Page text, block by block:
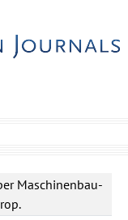
Maschinenbau-